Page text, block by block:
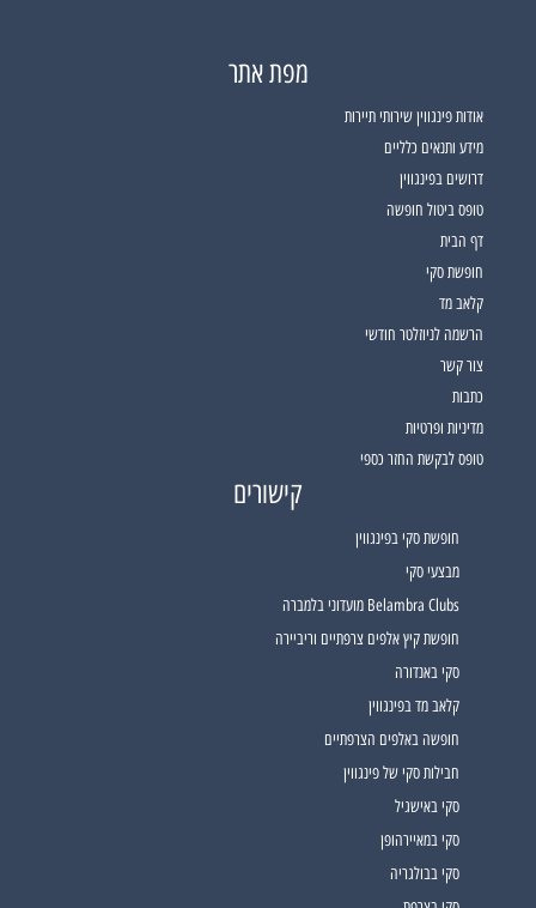
מפת אתר
אודות פינגווין שירותי תיירות
מידע ותנאים כלליים
דרושים בפינגווין
טופס ביטול חופשה
דף הבית
חופשת סקי
קלאב מד
הרשמה לניוזלטר חודשי
צור קשר
כתבות
מדיניות ופרטיות
טופס לבקשת החזר כספי
קישורים
חופשת סקי בפינגווין
מבצעי סקי
Belambra Clubs מועדוני בלמברה
חופשת קיץ אלפים צרפתיים וריביירה
סקי באנדורה
קלאב מד בפינגווין
חופשה באלפים הצרפתיים
חבילות סקי של פינגווין
סקי באישגיל
סקי במאיירהופן
סקי בבולגריה